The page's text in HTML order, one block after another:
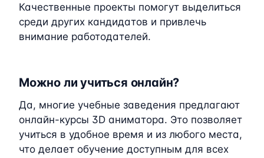
Качественные проекты помогут выделиться
среди других кандидатов и привлечь
внимание работодателей.
Можно ли учиться онлайн?
Да, многие учебные заведения предлагают
онлайн-курсы 3D аниматора. Это позволяет
учиться в удобное время и из любого места,
что делает обучение доступным для всех